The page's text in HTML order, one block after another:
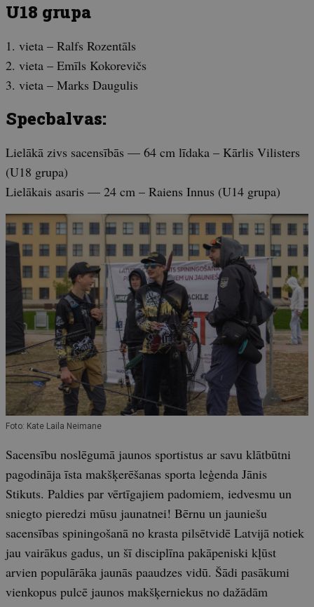
U18 grupa
1. vieta – Ralfs Rozentāls
2. vieta – Emīls Kokorevičs
3. vieta – Marks Daugulis
Specbalvas:
Lielākā zivs sacensībās — 64 cm līdaka – Kārlis Vilisters
(U18 grupa)
Lielākais asaris — 24 cm – Raiens Innus (U14 grupa)
Foto: Kate Laila Neimane
Sacensību noslēgumā jaunos sportistus ar savu klātbūtni
pagodināja īsta makšķerēšanas sporta leģenda Jānis
Stikuts. Paldies par vērtīgajiem padomiem, iedvesmu un
sniegto pieredzi mūsu jaunatnei! Bērnu un jauniešu
sacensības spiningošanā no krasta pilsētvidē Latvijā notiek
jau vairākus gadus, un šī disciplīna pakāpeniski kļūst
arvien populārāka jaunās paaudzes vidū. Šādi pasākumi
vienkopus pulcē jaunos makšķerniekus no dažādām